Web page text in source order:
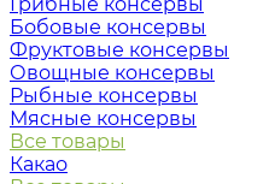
Бобовые консервы
Фруктовые консервы
Овощные консервы
Рыбные консервы
Мясные консервы
Все товары
Какао